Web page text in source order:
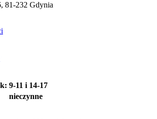
81-232 Gdynia
9-11 i 14-17
nieczynne